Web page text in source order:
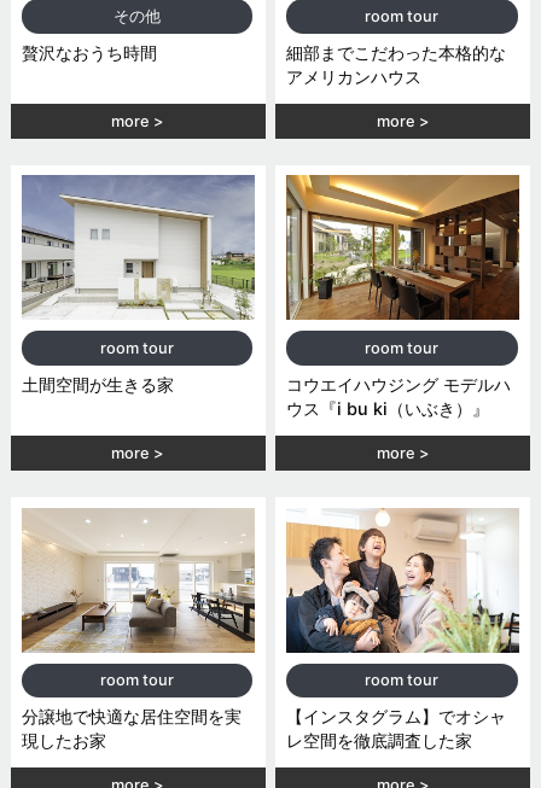
その他
贅沢なおうち時間
more
room tour
細部までこだわった本格的な
アメリカンハウス
more
room tour
土間空間が生きる家
more
room tour
コウエイハウジング モデルハ
ウス『i bu ki（いぶき）』
more
room tour
分譲地で快適な居住空間を実
現したお家
room tour
【インスタグラム】でオシャ
レ空間を徹底調査した家